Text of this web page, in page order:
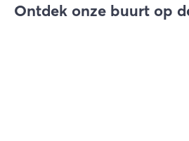
Ontdek onze buurt op